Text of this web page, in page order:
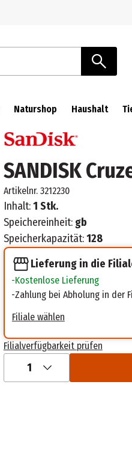
Naturshop Haushalt
SANDISK
Artikelnr. 3212230
Inhalt:1 Stk.
Speichereinheit: gb
Speicherkapazität:128
Lieferung in die
Kostenlose Lieferung
Zahlung bei Abholung in der
Filiale wählen
Filialverfügbarkeit prüfen
1